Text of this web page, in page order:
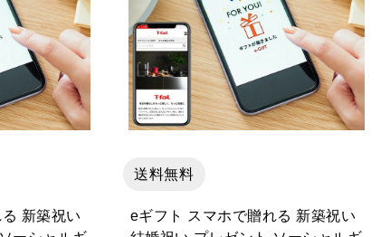
新築祝い
送料無料
eギフト スマホで贈れる 新築祝い